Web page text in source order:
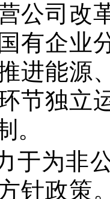
公司改
有企业
进能源
节独立
。
于为非
针政策